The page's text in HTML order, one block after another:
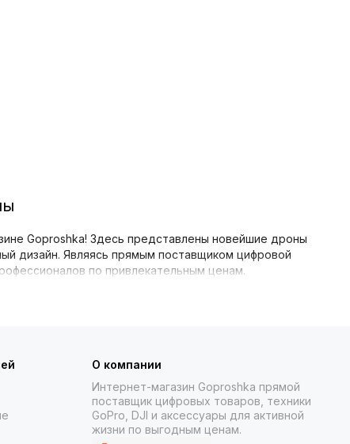
Goproshka! Здесь представлены новейшие дроны
дизайн. Являясь прямым поставщиком цифровой
по привлекательным ценам.
пульт управления DJI RC 2 с экраном.
решение.
самых требовательных пилотов. Включает
более комфортным и безопасным.
О компании
Интернет-магазин Goproshka прямой
поставщик цифровых товаров, техники
GoPro, DJI и аксессуары для активной
жизни по выгодным ценам.